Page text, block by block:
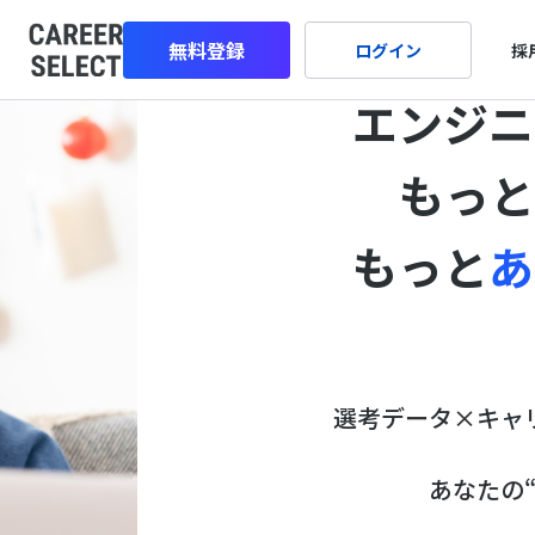
無料登録 ログイン 採
エンジ
もっと
もっと
選考データ×キャ
あなたの